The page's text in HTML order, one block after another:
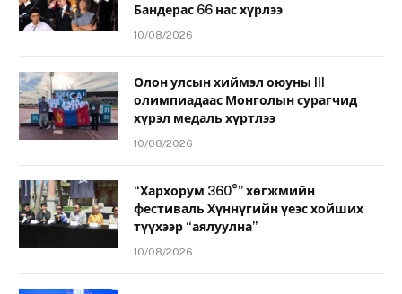
Бандерас 66 нас хүрлээ
10/08/2026
Олон улсын хиймэл оюуны III
олимпиадаас Монголын сурагчид
хүрэл медаль хүртлээ
10/08/2026
“Хархорум 360°” хөгжмийн
фестиваль Хүннүгийн үеэс хойших
түүхээр “аялуулна”
10/08/2026